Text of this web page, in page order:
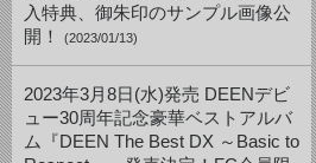
入特典、御朱印のサンプル画像公
開！
(2023/01/13)
2023年3月8日(水)発売 DEENデビ
ュー30周年記念豪華ベストアルバ
ム『DEEN The Best DX ～Basic to